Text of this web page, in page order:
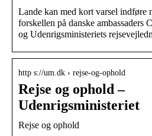
Lande kan med kort varsel
forskellen på danske ambassaders
og Udenrigsministeriets
http s://um.dk › rejse-og-ophold
Rejse og ophold –
Udenrigsministeriet
Rejse og ophold